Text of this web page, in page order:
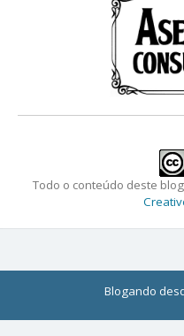
Todo o conteúdo deste
Blogando